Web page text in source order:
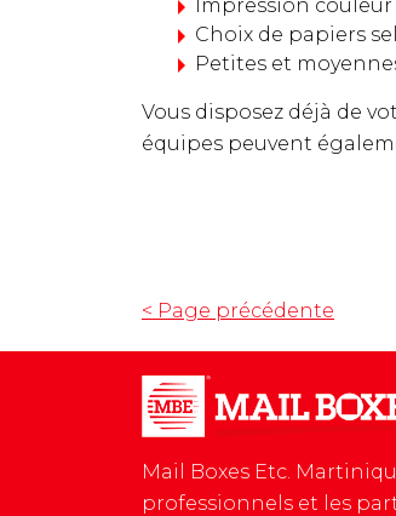
Impression
Choix de papiers
Petites et
Vous disposez déjà de
équipes peuvent
< Page précédente
Mail Boxes Etc.
professionnels et les